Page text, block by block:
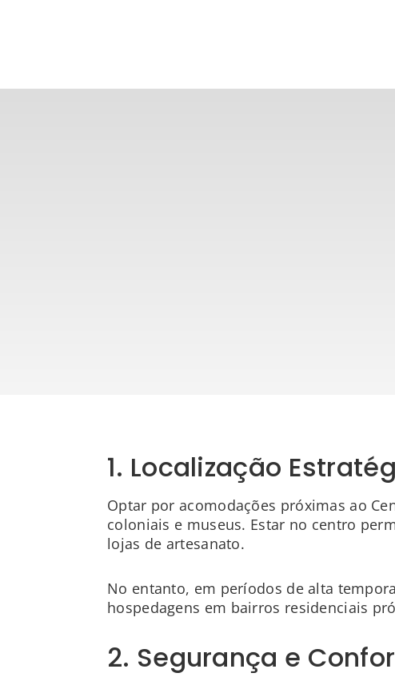
1. Localização
Optar por acomodações próximas ao
coloniais e museus. Estar no centro
lojas de artesanato.
No entanto, em períodos de alta
hospedagens em bairros residenciais
2. Segurança e